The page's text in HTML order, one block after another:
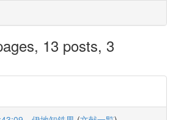
13 posts, 3